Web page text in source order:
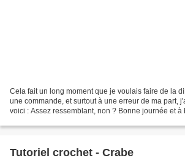
Cela fait un long moment que je voulais faire de la
une commande, et surtout à une erreur de ma part,
voici : Assez ressemblant, non ? Bonne journée et à
Tutoriel crochet - Crabe